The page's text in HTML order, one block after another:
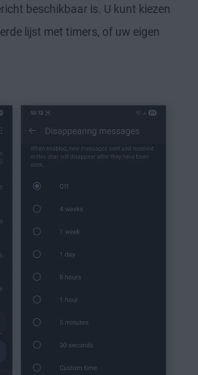
beschikbaar is. U kunt kiezen
lijst met timers, of uw eigen